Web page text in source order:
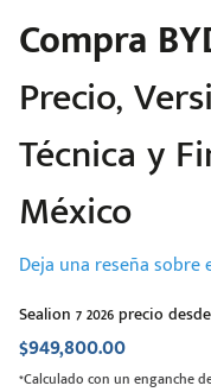
Compra
Precio,
Técnica y
México
Deja una reseña sobre
Sealion 7 2026 precio desde
$949,800.00
*Calculado con un enganche